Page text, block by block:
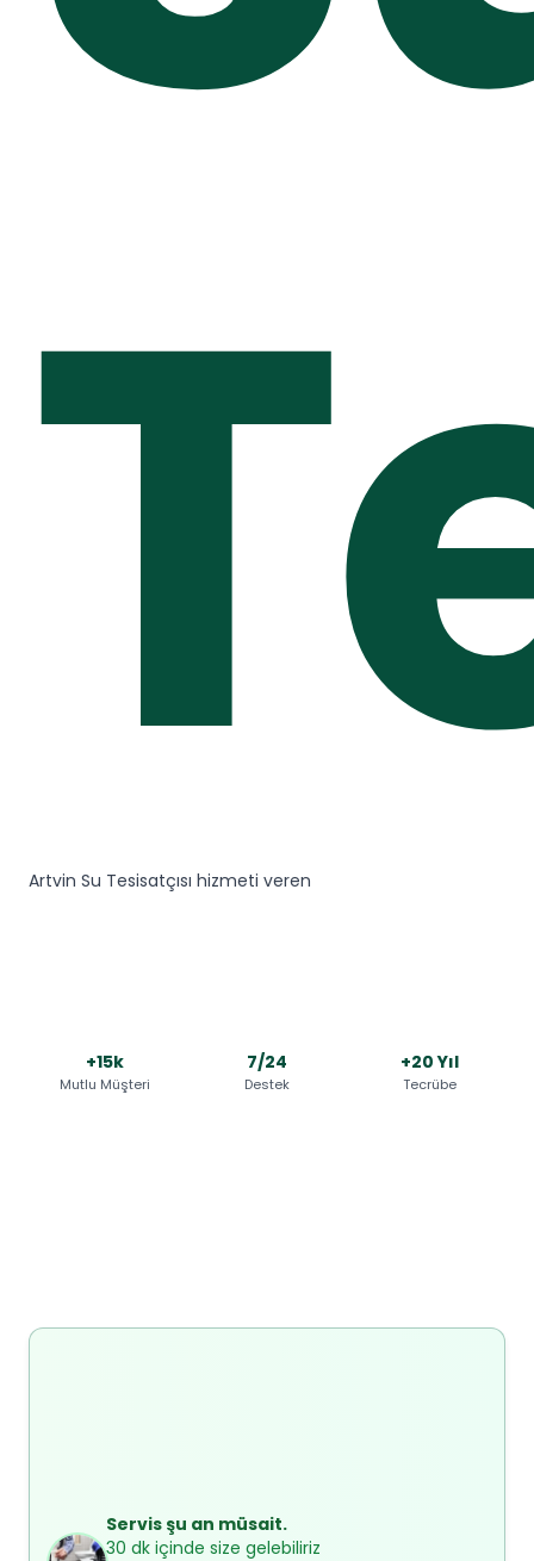
Artvin Su Tesisatçısı hizmeti veren
+15k
Mutlu Müşteri
7/24
Destek
+20 Yıl
Tecrübe
Servis şu an müsait.
30 dk içinde size gelebiliriz